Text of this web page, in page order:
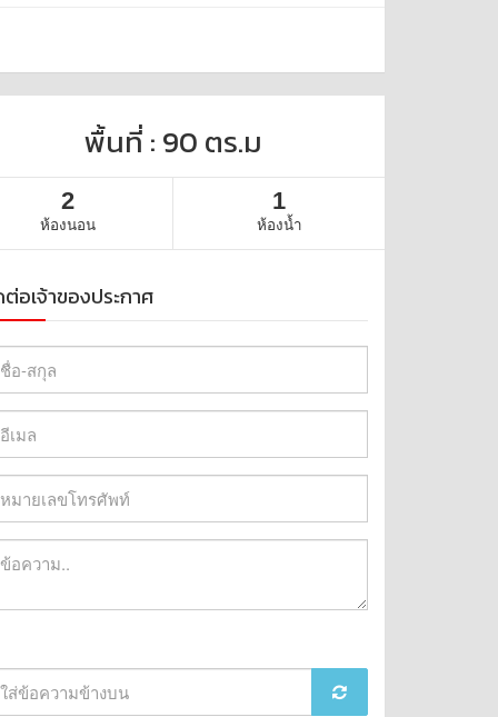
พื้นที่ : 90 ตร.ม
2
ห้องนอน
1
ห้องน้ำ
อเจ้าของประกาศ